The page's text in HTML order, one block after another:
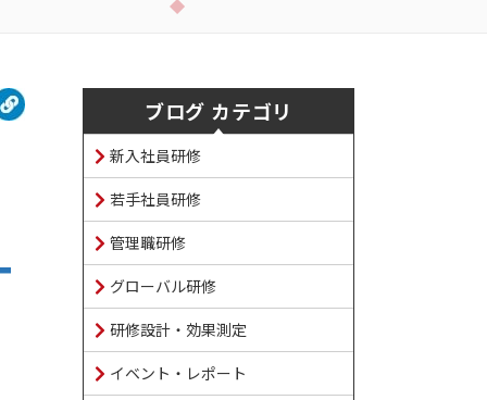
ブログ カテゴリ
新入社員研修
若手社員研修
管理職研修
グローバル研修
研修設計・効果測定
イベント・レポート